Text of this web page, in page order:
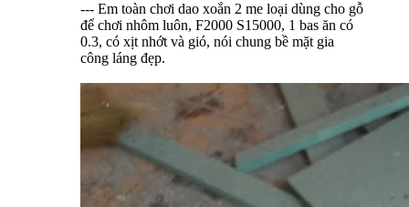
--- Em toàn chơi dao xoắn 2 me loại dùng cho gỗ
để chơi nhôm luôn, F2000 S15000, 1 bas ăn có
0.3, có xịt nhớt và gió, nói chung bề mặt gia
công láng đẹp.